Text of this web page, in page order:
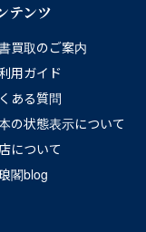
テンツ
買取のご案内
用ガイド
ある質問
の状態表示について
について
閣blog